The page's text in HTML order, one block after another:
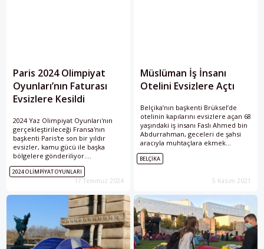
Paris 2024 Olimpiyat
Oyunları’nın Faturası
Evsizlere Kesildi
2024 Yaz Olimpiyat Oyunları'nın
gerçekleştirileceği Fransa'nın
başkenti Paris'te son bir yıldır
evsizler, kamu gücü ile başka
bölgelere gönderiliyor.
Madalyonun Diğer Yüzü adlı
kolektifin hazırladığı rapor, bu
durumu gözler önüne seriyor.
2024 OLIMPIYAT OYUNLARI
17 Temmuz 2024
Müslüman İş İnsanı
Otelini Evsizlere Açtı
Belçika’nın başkenti Brüksel’de
otelinin kapılarını evsizlere açan 68
yaşındaki iş insanı Faslı Ahmed bin
Abdurrahman, geceleri de şahsi
aracıyla muhtaçlara ekmek
dağıtarak İslam’ın gereğini yaptığını
söylüyor. Ahmed bin
merkezindeki turistik Grand
sokakların birinde 27 yıldır otel
işletiyor. Fas’ın Cebelitarık
kıyısındaki Tanca şehrinde doğan
Abdurrahman, Belçika’ya geldiği ilk
yıllarda
BELÇIKA
5 Kasım 2021